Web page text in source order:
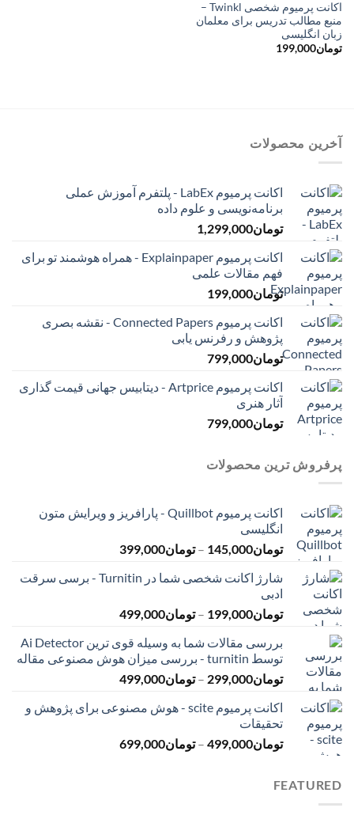
اکانت پرمیوم شخصی Twinkl –
منبع مطالب تدریس برای معلمان
زبان انگلیسی
تومان199,000
آخرین محصولات
اکانت پرمیوم LabEx - پلتفرم آموزش عملی
برنامه‌نویسی و علوم داده
تومان1,299,000
اکانت پرمیوم Explainpaper - همراه هوشمند تو برای
فهم مقالات علمی
تومان199,000
اکانت پرمیوم Connected Papers - نقشه بصری
پژوهش و رفرنس یابی
تومان799,000
اکانت پرمیوم Artprice - دیتابیس جهانی قیمت ‌گذاری
آثار هنری
تومان799,000
پرفروش ترین محصولات
اکانت پرمیوم Quillbot - پارافریز و ویرایش متون
انگلیسی
تومان145,000
– تومان399,000
تومان145,000
تومان399,000
شارژ اکانت شخصی شما در Turnitin - برسی سرقت
ادبی
تومان199,000
– تومان499,000محدوده
تومان199,000
تا
تومان499,000
بررسی مقالات شما به وسیله قوی ترین Ai Detector
توسط turnitin - بررسی میزان هوش مصنوعی مقاله
تومان299,000
– تومان499,000محدوده
تومان299,000
تومان499,000
اکانت پرمیوم scite - هوش مصنوعی برای پژوهش و
تحقیقات
تومان499,000
– تومان699,000محدوده
FEATURED